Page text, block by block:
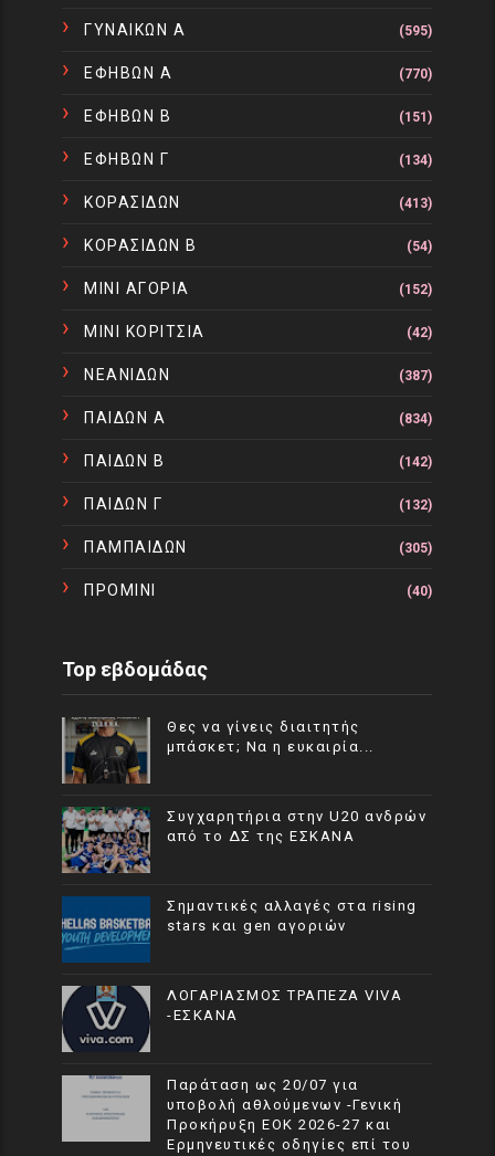
ΓΥΝΑΙΚΩΝ Α (595)
ΕΦΗΒΩΝ Α (770)
ΕΦΗΒΩΝ Β (151)
ΕΦΗΒΩΝ Γ (134)
ΚΟΡΑΣΙΔΩΝ (413)
ΚΟΡΑΣΙΔΩΝ Β (54)
ΜΙΝΙ ΑΓΟΡΙΑ (152)
ΜΙΝΙ ΚΟΡΙΤΣΙΑ (42)
ΝΕΑΝΙΔΩΝ (387)
ΠΑΙΔΩΝ Α (834)
ΠΑΙΔΩΝ Β (142)
ΠΑΙΔΩΝ Γ (132)
ΠΑΜΠΑΙΔΩΝ (305)
ΠΡΟΜΙΝΙ (40)
Top εβδομάδας
Θες να γίνεις διαιτητής
μπάσκετ; Να η ευκαιρία...
Συγχαρητήρια στην U20 ανδρών
από το ΔΣ της ΕΣΚΑΝΑ
Σημαντικές αλλαγές στα rising
stars και gen αγοριών
ΛΟΓΑΡΙΑΣΜΟΣ ΤΡΑΠΕΖΑ VIVA
-ΕΣΚΑΝΑ
Παράταση ως 20/07 για
υποβολή αθλούμενων -Γενική
Προκήρυξη ΕΟΚ 2026-27 και
Ερμηνευτικές οδηγίες επί του